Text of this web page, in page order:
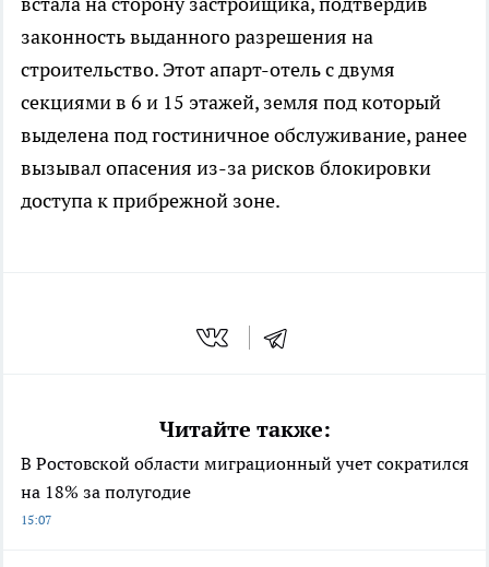
законность выданного разрешения на
строительство. Этот апарт-отель с двумя
секциями в 6 и 15 этажей, земля под который
выделена под гостиничное обслуживание, ранее
вызывал опасения из-за рисков блокировки
доступа к прибрежной зоне.
Читайте также:
В Ростовской области миграционный учет сократился
на 18% за полугодие
15:07